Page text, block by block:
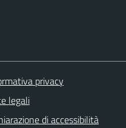
privacy
legali
di accessibilità